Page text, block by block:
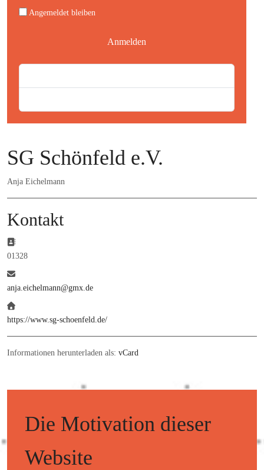
Angemeldet bleiben
Anmelden
SG Schönfeld e.V.
Anja Eichelmann
Kontakt
Adresse:
01328
E-Mail:
anja.eichelmann@gmx.de
Website:
https://www.sg-schoenfeld.de/
Informationen herunterladen als: vCard
Die Motivation dieser
Website